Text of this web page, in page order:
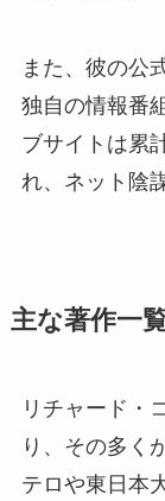
また、彼の公
独自の情報番
ブサイトは累
れ、ネット陰
主な著作一
リチャード・
り、その多く
テロや東日本